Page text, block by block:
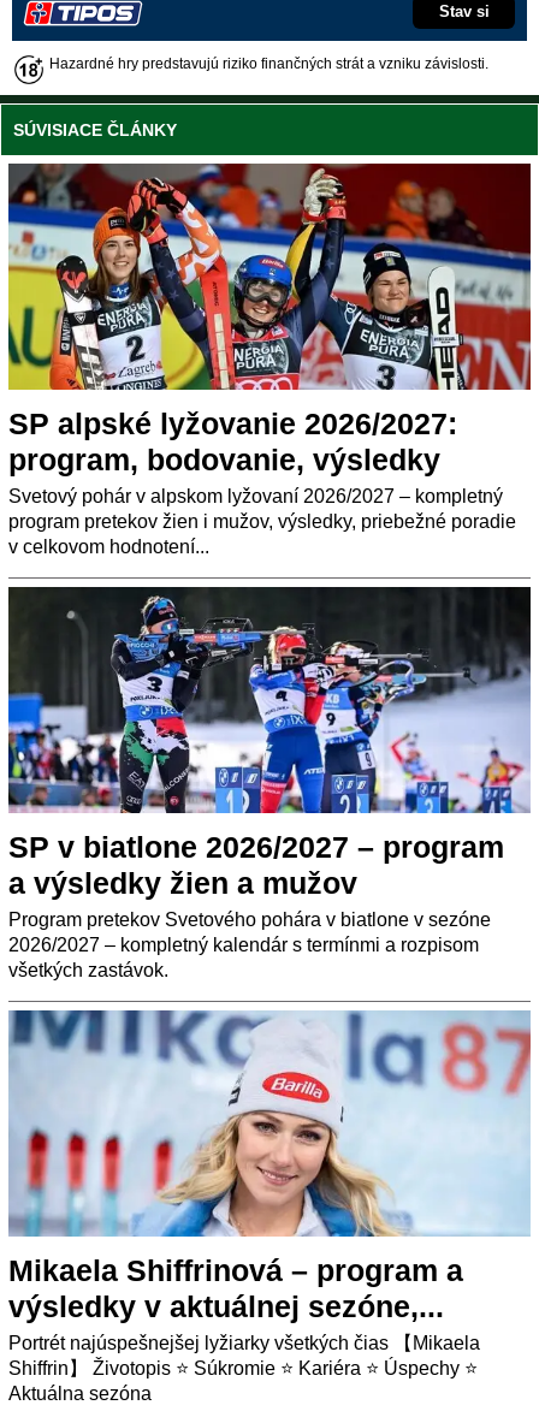
Stav si
Hazardné hry predstavujú riziko finančných strát a vzniku závislosti.
SÚVISIACE ČLÁNKY
SP alpské lyžovanie 2026/2027:
program, bodovanie, výsledky
Svetový pohár v alpskom lyžovaní 2026/2027 – kompletný
program pretekov žien i mužov, výsledky, priebežné poradie
v celkovom hodnotení...
SP v biatlone 2026/2027 – program
a výsledky žien a mužov
Program pretekov Svetového pohára v biatlone v sezóne
2026/2027 – kompletný kalendár s termínmi a rozpisom
všetkých zastávok.
Mikaela Shiffrinová – program a
výsledky v aktuálnej sezóne,...
Portrét najúspešnejšej lyžiarky všetkých čias 【Mikaela
Shiffrin】 Životopis ⭐ Súkromie ⭐ Kariéra ⭐ Úspechy ⭐
Aktuálna sezóna